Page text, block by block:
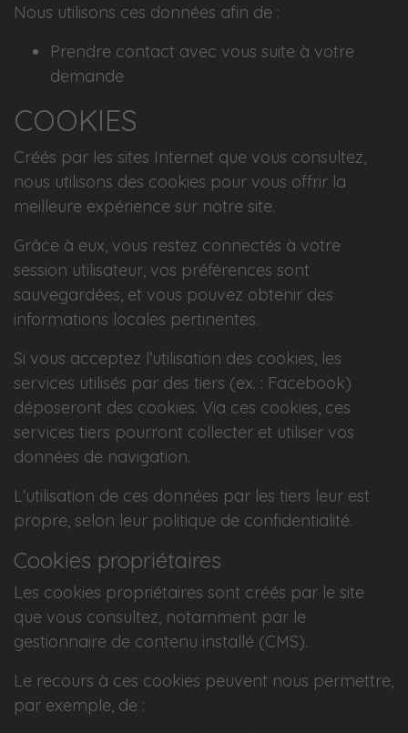
Nous utilisons ces données afin de :
Prendre contact avec vous suite à votre
demande
COOKIES
Créés par les sites Internet que vous consultez,
nous utilisons des cookies pour vous offrir la
meilleure expérience sur notre site.
Grâce à eux, vous restez connectés à votre
session utilisateur, vos préférences sont
sauvegardées, et vous pouvez obtenir des
informations locales pertinentes.
Si vous acceptez l’utilisation des cookies, les
services utilisés par des tiers (ex. : Facebook)
déposeront des cookies. Via ces cookies, ces
services tiers pourront collecter et utiliser vos
données de navigation.
L’utilisation de ces données par les tiers leur est
propre, selon leur politique de confidentialité.
Cookies propriétaires
Les cookies propriétaires sont créés par le site
que vous consultez, notamment par le
gestionnaire de contenu installé (CMS).
Le recours à ces cookies peuvent nous permettre,
par exemple, de :